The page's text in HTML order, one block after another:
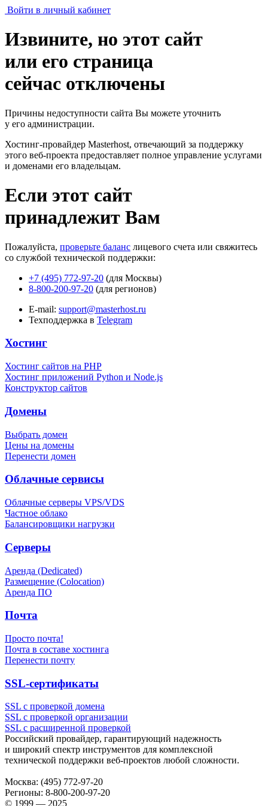
Войти в личный кабинет
Извините, но этот сайт
или его страница
сейчас отключены
Причины недоступности сайта Вы можете уточнить
у его администрации.
Хостинг-провайдер Masterhost, отвечающий за поддержку
этого веб-проекта предоставляет полное управление услугами
и доменами его владельцам.
Если этот сайт
принадлежит Вам
Пожалуйста, проверьте баланс лицевого счета или свяжитесь
со службой технической поддержки:
+7 (495) 772-97-20 (для Москвы)
8-800-200-97-20 (для регионов)
E-mail: support@masterhost.ru
Техподдержка в Telegram
Хостинг
Хостинг сайтов на PHP
Хостинг приложений Python и Node.js
Конструктор сайтов
Домены
Выбрать домен
Цены на домены
Перенести домен
Облачные сервисы
Облачные серверы VPS/VDS
Частное облако
Балансировщики нагрузки
Серверы
Аренда (Dedicated)
Размещение (Colocation)
Аренда ПО
Почта
Просто почта!
Почта в составе хостинга
Перенести почту
SSL-сертификаты
SSL с проверкой домена
SSL с проверкой организации
SSL с расширенной проверкой
Российский провайдер, гарантирующий надежность
и широкий спектр инструментов для комплексной
технической поддержки веб-проектов любой сложности.
Москва: (495) 772-97-20
Регионы: 8-800-200-97-20
© 1999 — 2025